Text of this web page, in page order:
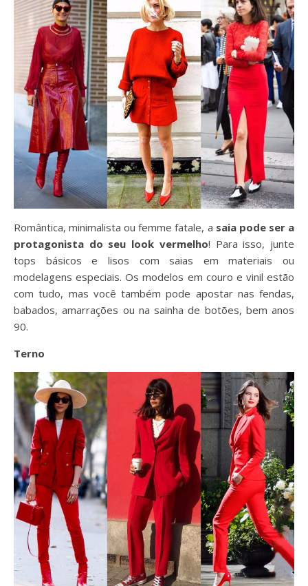
Romântica, minimalista ou femme fatale, a saia pode ser a
protagonista do seu look vermelho! Para isso, junte
tops básicos e lisos com saias em materiais ou
modelagens especiais. Os modelos em couro e vinil estão
com tudo, mas você também pode apostar nas fendas,
babados, amarrações ou na sainha de botões, bem anos
90.
Terno